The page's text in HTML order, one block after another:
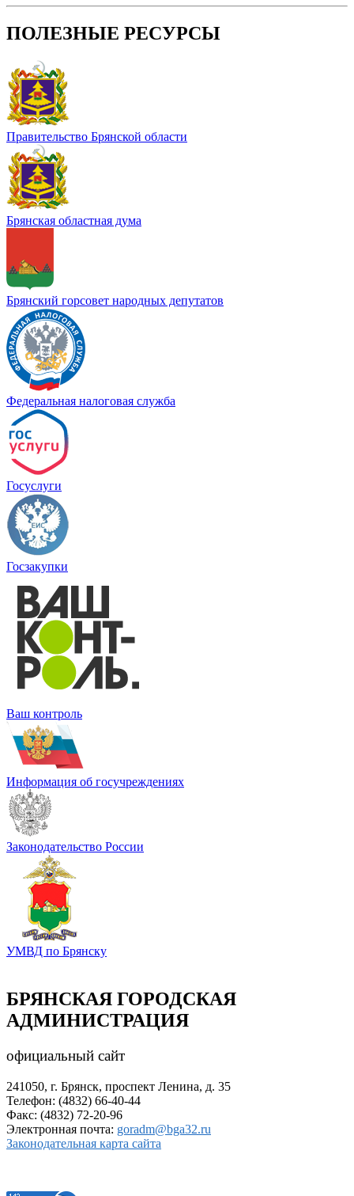
ПОЛЕЗНЫЕ РЕСУРСЫ
Правительство Брянской области
Брянская областная дума
Брянский горсовет народных депутатов
Федеральная налоговая служба
Госуслуги
Госзакупки
Ваш контроль
Информация об госучреждениях
Законодательство России
УМВД по Брянску
БРЯНСКАЯ ГОРОДСКАЯ
АДМИНИСТРАЦИЯ
официальный сайт
241050, г. Брянск, проспект Ленина, д. 35
Телефон: (4832) 66-40-44
Факс: (4832) 72-20-96
Электронная почта: goradm@bga32.ru
Законодательная карта сайта